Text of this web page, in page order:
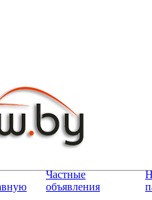
Частные
объявления